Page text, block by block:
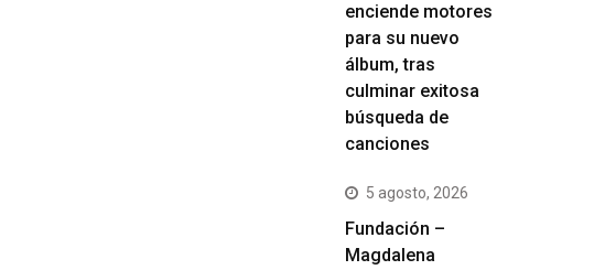
enciende motores
para su nuevo
álbum, tras
culminar exitosa
búsqueda de
canciones
5 agosto, 2026
Fundación –
Magdalena